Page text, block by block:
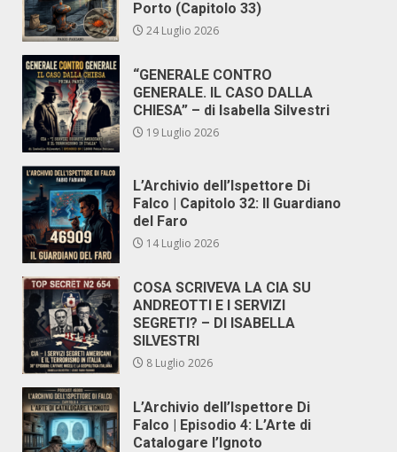
Porto (Capitolo 33)
24 Luglio 2026
“GENERALE CONTRO
GENERALE. IL CASO DALLA
CHIESA” – di Isabella Silvestri
19 Luglio 2026
L’Archivio dell’Ispettore Di
Falco | Capitolo 32: Il Guardiano
del Faro
14 Luglio 2026
COSA SCRIVEVA LA CIA SU
ANDREOTTI E I SERVIZI
SEGRETI? – DI ISABELLA
SILVESTRI
8 Luglio 2026
L’Archivio dell’Ispettore Di
Falco | Episodio 4: L’Arte di
Catalogare l’Ignoto